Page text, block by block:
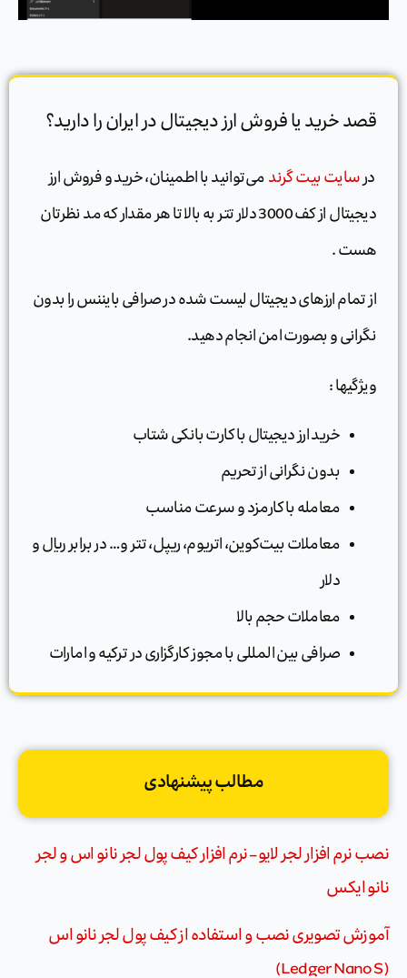
قصد خرید یا فروش ارز دیجیتال در ایران را دارید؟
در سایت بیت گرند می‌توانید با اطمینان، خرید و فروش ارز
دیجیتال از کف 3000 دلار تتر به بالا تا هر مقدار که مد نظرتان
هست .
از تمام ارزهای دیجیتال لیست شده در صرافی بایننس را بدون
نگرانی و بصورت امن انجام دهید.
ویژگیها :
خرید ارز دیجیتال با کارت بانکی شتاب
بدون نگرانی از تحریم
معامله با کارمزد و سرعت مناسب
معاملات بیت‌کوین، اتریوم، ریپل، تتر و… در برابر ریال و
دلار
معاملات حجم بالا
صرافی بین المللی با مجوز کارگزاری در ترکیه و امارات
مطالب پیشنهادی
نصب نرم افزار لجر لایو – نرم افزار کیف پول لجر نانو اس و لجر
نانو ایکس
آموزش تصویری نصب و استفاده از کیف پول لجر نانو اس
(Ledger Nano S)